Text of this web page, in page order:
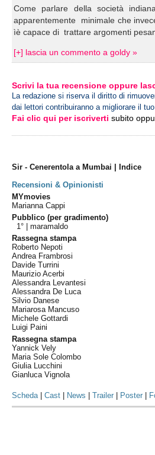
Come parlare della società
apparentemente minimale che
ìè capace di trattare argomenti
[+] lascia un commento a goldy »
Scrivi la tua recensione oppure
La redazione si riserva il diritto di
dai lettori contribuiranno a migliorare il
Fai clic qui per iscriverti subito
Sir - Cenerentola a Mumbai | Indice
Recensioni & Opinionisti
MYmovies
Marianna Cappi
Pubblico (per gradimento)
1° |maramaldo
Rassegna stampa
Roberto Nepoti
Andrea Frambrosi
Davide Turrini
Maurizio Acerbi
Alessandra Levantesi
Alessandra De Luca
Silvio Danese
Mariarosa Mancuso
Michele Gottardi
Luigi Paini
Rassegna stampa
Yannick Vely
Maria Sole Colombo
Giulia Lucchini
Gianluca Vignola
Scheda|Cast News |Trailer Poster